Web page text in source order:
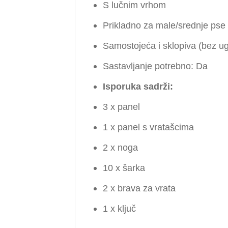
S lučnim vrhom
Prikladno za male/srednje pse
Samostojeća i sklopiva (bez
Sastavljanje potrebno: Da
Isporuka sadrži:
3 x panel
1 x panel s vratašcima
2 x noga
10 x šarka
2 x brava za vrata
1 x ključ